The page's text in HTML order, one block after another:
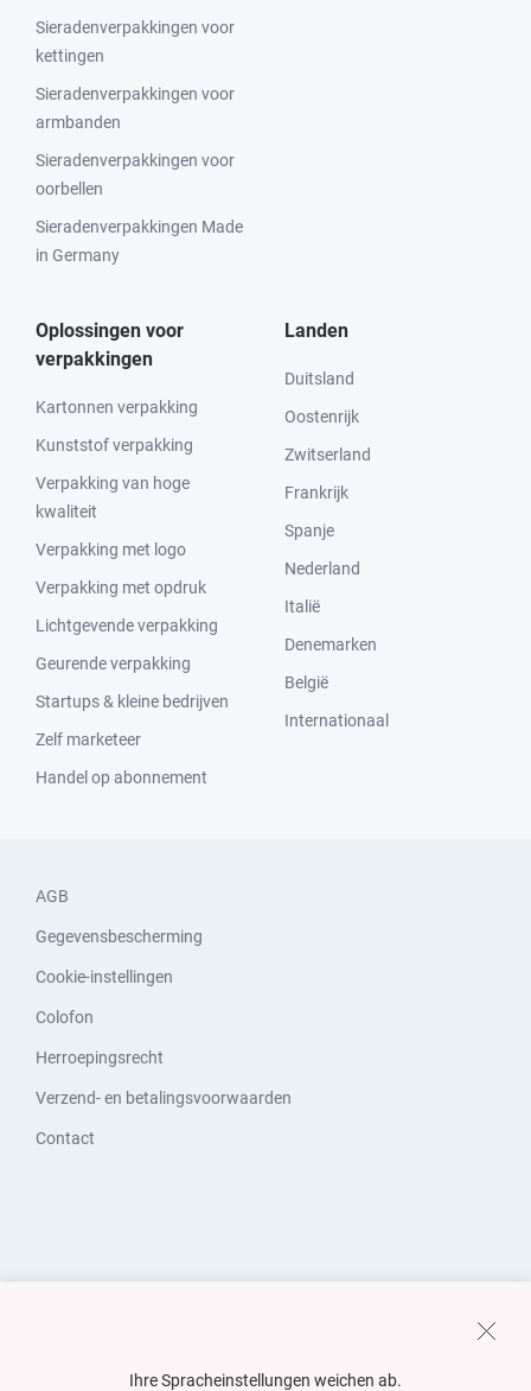
Sieradenverpakkingen voor
kettingen
Sieradenverpakkingen voor
armbanden
Sieradenverpakkingen voor
oorbellen
Sieradenverpakkingen Made
in Germany
Oplossingen voor
verpakkingen
Kartonnen verpakking
Kunststof verpakking
Verpakking van hoge
kwaliteit
Verpakking met logo
Verpakking met opdruk
Lichtgevende verpakking
Geurende verpakking
Startups & kleine bedrijven
Zelf marketeer
Handel op abonnement
Landen
Duitsland
Oostenrijk
Zwitserland
Frankrijk
Spanje
Nederland
Italië
Denemarken
België
Internationaal
AGB
Gegevensbescherming
Cookie-instellingen
Colofon
Herroepingsrecht
Verzend- en betalingsvoorwaarden
Contact
Ihre Spracheinstellungen weichen ab.